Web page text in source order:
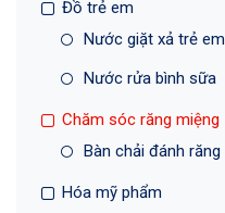
Đồ trẻ em
Nước giặt xả trẻ em
Nước rửa bình sữa
Chăm sóc răng miệng
Bàn chải đánh răng
Hóa mỹ phẩm